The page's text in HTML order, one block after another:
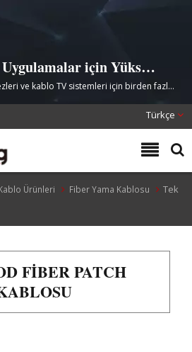
için Yüksek
Tek Mod Fiber Patch
Kablolar
ve kablo TV sistemleri için birden fazla
uygun fiber optik patch kabloları
Türkçe
Ürünleri Fiber Yama Kablosu
Tek
FIBER PATCH